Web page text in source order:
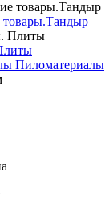
Пиломатериалы